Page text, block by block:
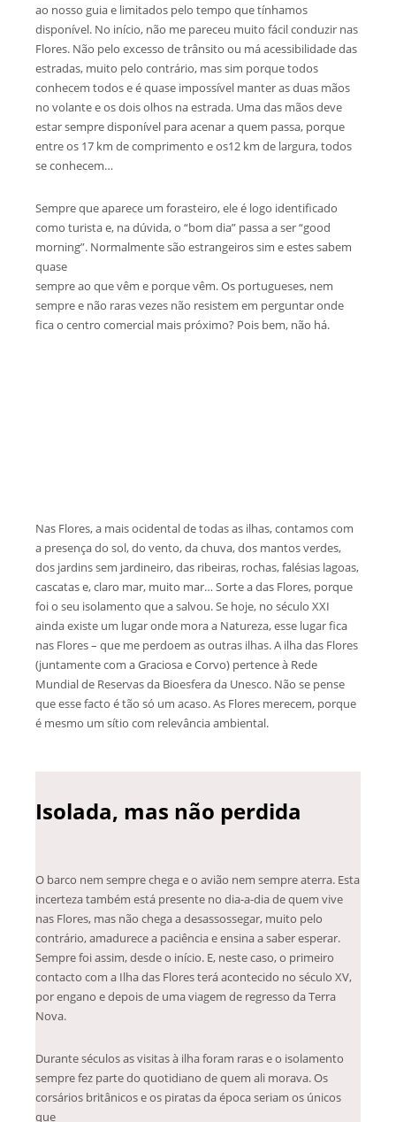
ao nosso guia e limitados pelo tempo que tínhamos
disponível. No início, não me pareceu muito fácil conduzir nas
Flores. Não pelo excesso de trânsito ou má acessibilidade das
estradas, muito pelo contrário, mas sim porque todos
conhecem todos e é quase impossível manter as duas mãos
no volante e os dois olhos na estrada. Uma das mãos deve
estar sempre disponível para acenar a quem passa, porque
entre os 17 km de comprimento e os12 km de largura, todos
se conhecem…
Sempre que aparece um forasteiro, ele é logo identificado
como turista e, na dúvida, o “bom dia” passa a ser “good
morning”. Normalmente são estrangeiros sim e estes sabem
quase
sempre ao que vêm e porque vêm. Os portugueses, nem
sempre e não raras vezes não resistem em perguntar onde
fica o centro comercial mais próximo? Pois bem, não há.
Nas Flores, a mais ocidental de todas as ilhas, contamos com
a presença do sol, do vento, da chuva, dos mantos verdes,
dos jardins sem jardineiro, das ribeiras, rochas, falésias lagoas,
cascatas e, claro mar, muito mar… Sorte a das Flores, porque
foi o seu isolamento que a salvou. Se hoje, no século XXI
ainda existe um lugar onde mora a Natureza, esse lugar fica
nas Flores – que me perdoem as outras ilhas. A ilha das Flores
(juntamente com a Graciosa e Corvo) pertence à Rede
Mundial de Reservas da Bioesfera da Unesco. Não se pense
que esse facto é tão só um acaso. As Flores merecem, porque
é mesmo um sítio com relevância ambiental.
Isolada, mas não perdida
O barco nem sempre chega e o avião nem sempre aterra. Esta
incerteza também está presente no dia-a-dia de quem vive
nas Flores, mas não chega a desassossegar, muito pelo
contrário, amadurece a paciência e ensina a saber esperar.
Sempre foi assim, desde o início. E, neste caso, o primeiro
contacto com a Ilha das Flores terá acontecido no século XV,
por engano e depois de uma viagem de regresso da Terra
Nova.
Durante séculos as visitas à ilha foram raras e o isolamento
sempre fez parte do quotidiano de quem ali morava. Os
corsários britânicos e os piratas da época seriam os únicos
que